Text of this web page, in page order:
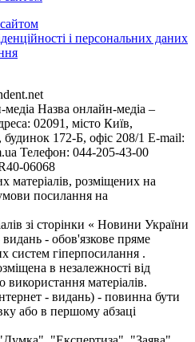
і персональних даних
Назва онлайн-медіа –
02091, місто Київ,
172-Б, офіс 208/1 E-mail:
Телефон: 044-205-43-00
06068
матеріалів, розміщених на
посилання на
зі сторінки « Новини України
видань - обов'язкове пряме
систем гіперпосилання .
в незалежності від
використання матеріалів.
- видань) - повинна бути
або в першому абзаці